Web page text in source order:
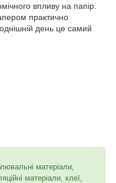
впливу на папір.
практично
день це самий
матеріали,
матеріали, клеї,